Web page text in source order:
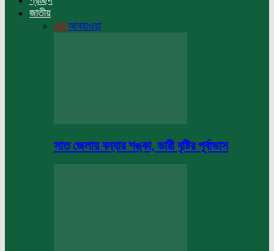
জাতীয়
Allআবহাওয়া
সাত জেলায় বন্যার শঙ্কা, ভারী বৃষ্টির পূর্বাভাস